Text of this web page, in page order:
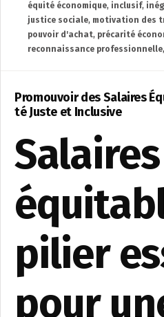
équité économique, inclusif,
justice sociale, motivation des
pouvoir d'achat, précarité
reconnaissance professionnelle,
Promouvoir des Salaires
té Juste et Inclusive
Salaires
pilier
pour